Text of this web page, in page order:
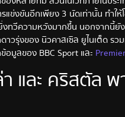
แข่งขันอีกเพียง 3 นัดเท่านั้น ทำให้
ทวีความหวังมากขึ้น นอกจากนี้ยั
วรุ่งของ นิวคาสเซิล ยูไนเต็ด รว
อมูลของ BBC Sport และ
และ คริสตัล